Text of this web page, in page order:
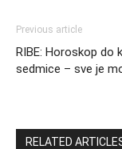
Previous article
RIBE: Horoskop do
sedmice – sve je
RELATED